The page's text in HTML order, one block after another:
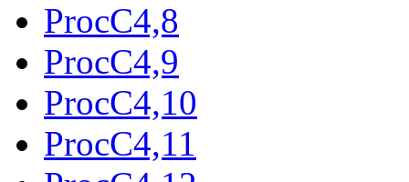
ProcC4,8
ProcC4,9
ProcC4,10
ProcC4,11